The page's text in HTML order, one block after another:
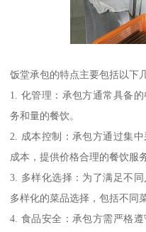
饭堂承包的特点主要包括以下
1. 化管理：承包方通常具备
务和量的餐饮。
2. 成本控制：承包方通过集
成本，提供价格合理的餐饮服务
3. 多样化选择：为了满足不
多样化的菜品选择，包括不同
4. 食品安全：承包方需严格